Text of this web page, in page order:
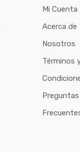
Mi Cuenta
Acerca de
Nosotros
Términos
Preguntas